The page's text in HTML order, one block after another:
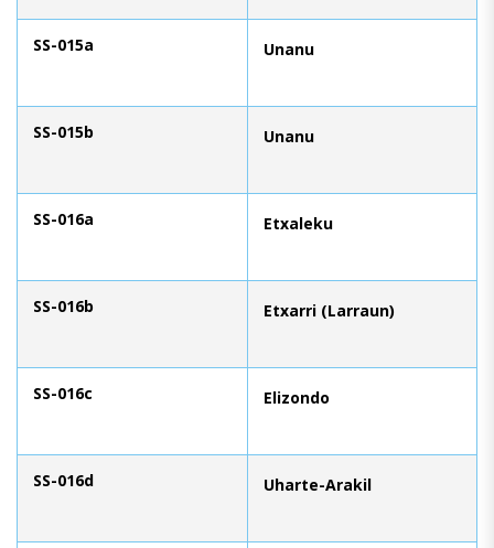
SS-015a Unanu
SS-015b Unanu
SS-016a Etxaleku
SS-016b Etxarri (Larraun)
SS-016c Elizondo
SS-016d Uharte-Arakil